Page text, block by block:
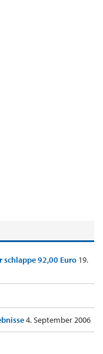
schlappe 92,00 Euro 19.
4. September 2006